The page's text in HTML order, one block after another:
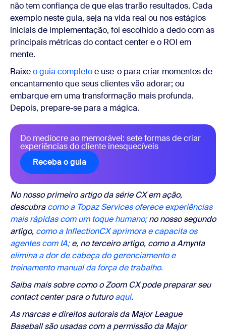
não tem confiança de que elas trarão resultados. Cada
exemplo neste guia, seja na vida real ou nos estágios
iniciais de implementação, foi escolhido a dedo com as
principais métricas do contact center e o ROI em
mente.
Baixeo guia completoe use-o para criar momentos de
encantamento que seus clientes vão adorar; ou
embarque em uma transformação mais profunda.
Depois, prepare-se para a mágica.
Do medíocre ao memorável: sete formas de criar
experiências do cliente inesquecíveis
Receba o guia
No nosso primeiro artigo da série CX em ação,
descubracomo a Topaz Services oferece experiências
mais rápidas com um toque humano;no nosso segundo
artigo, como a InflectionCX aprimora e capacita os
agentes com IA;e, no terceiro artigo, como a Amynta
elimina a dor de cabeça do gerenciamento e
treinamento manual da força de trabalho.
Saiba mais sobre como o Zoom CX pode preparar seu
contact center para o futuroaqui.
As marcas e direitos autorais da Major League
Baseball são usadas com a permissão da Major